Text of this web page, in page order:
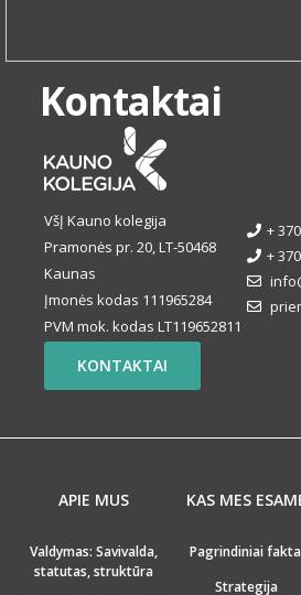
Kontaktai
VšĮ Kauno kolegija
Pramonės pr. 20, LT-50468
Kaunas
Įmonės kodas 111965284
PVM mok. kodas LT119652811
+
+
KONTAKTAI
APIE MUS
Valdymas: Savivalda,
statutas, struktūra
KAS MES
Pagrindiniai
Strategija